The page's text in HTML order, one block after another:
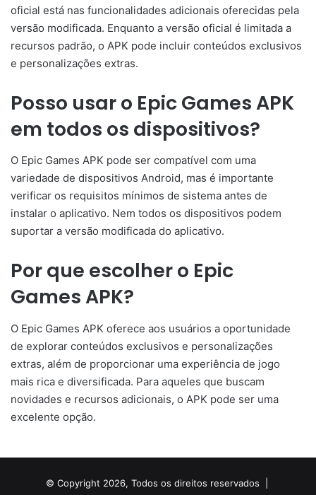
oficial está nas funcionalidades adicionais oferecidas pela
versão modificada. Enquanto a versão oficial é limitada a
recursos padrão, o APK pode incluir conteúdos exclusivos
e personalizações extras.
Posso usar o Epic Games APK
em todos os dispositivos?
O Epic Games APK pode ser compatível com uma
variedade de dispositivos Android, mas é importante
verificar os requisitos mínimos de sistema antes de
instalar o aplicativo. Nem todos os dispositivos podem
suportar a versão modificada do aplicativo.
Por que escolher o Epic
Games APK?
O Epic Games APK oferece aos usuários a oportunidade
de explorar conteúdos exclusivos e personalizações
extras, além de proporcionar uma experiência de jogo
mais rica e diversificada. Para aqueles que buscam
novidades e recursos adicionais, o APK pode ser uma
excelente opção.
© Copyright 2026, Todos os direitos reservados |